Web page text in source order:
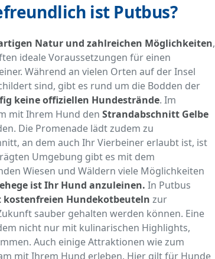
ist Putbus?
Natur und zahlreichen Möglichkeiten,
ideale Voraussetzungen für einen
Während an vielen Orten auf der Insel
sind, gibt es rund um die Bodden der
keine offiziellen Hundestrände. Im
mit Ihrem Hund den Strandabschnitt Gelbe
Die Promenade lädt zudem zu
an dem auch Ihr Vierbeiner erlaubt ist, ist
Umgebung gibt es mit dem
Wiesen und Wäldern viele Möglichkeiten
ist Ihr Hund anzuleinen. In Putbus
kostenfreien Hundekotbeuteln zur
sauber gehalten werden können. Eine
nicht nur mit kulinarischen Highlights,
Auch einige Attraktionen wie zum
mit Ihrem Hund erleben. Hier gilt für Hunde